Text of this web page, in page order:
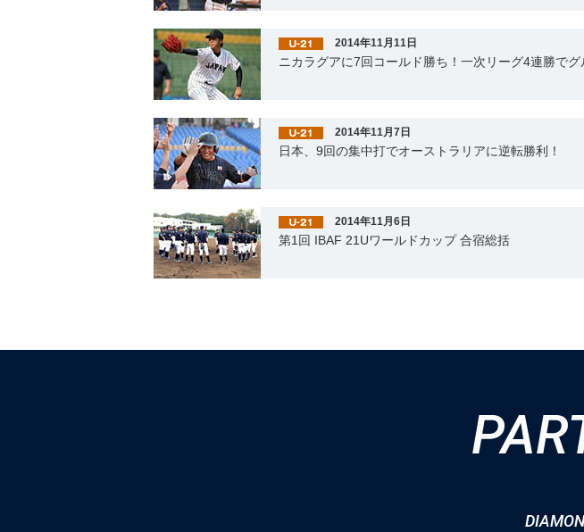
2014年11月11日
ニカラグアに7回コールド勝ち！一次リーグ4連勝でグ
2014年11月7日
日本、9回の集中打でオーストラリアに逆転勝利！
2014年11月6日
第1回 IBAF 21Uワールドカップ 合宿総括